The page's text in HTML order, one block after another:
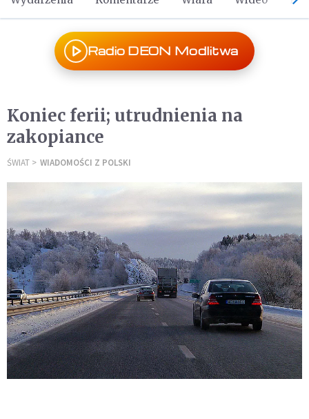
Radio DEON Modlitwa
Koniec ferii; utrudnienia na
zakopiance
ŚWIAT WIADOMOŚCI Z POLSKI